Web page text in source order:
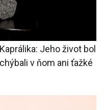
Jeho život bol
v ňom ani ťažké